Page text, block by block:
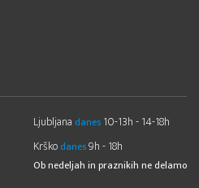
Ljubljana danes 10-13h - 14-18h
Krško danes9h - 18h
Ob nedeljah in praznikih ne delamo